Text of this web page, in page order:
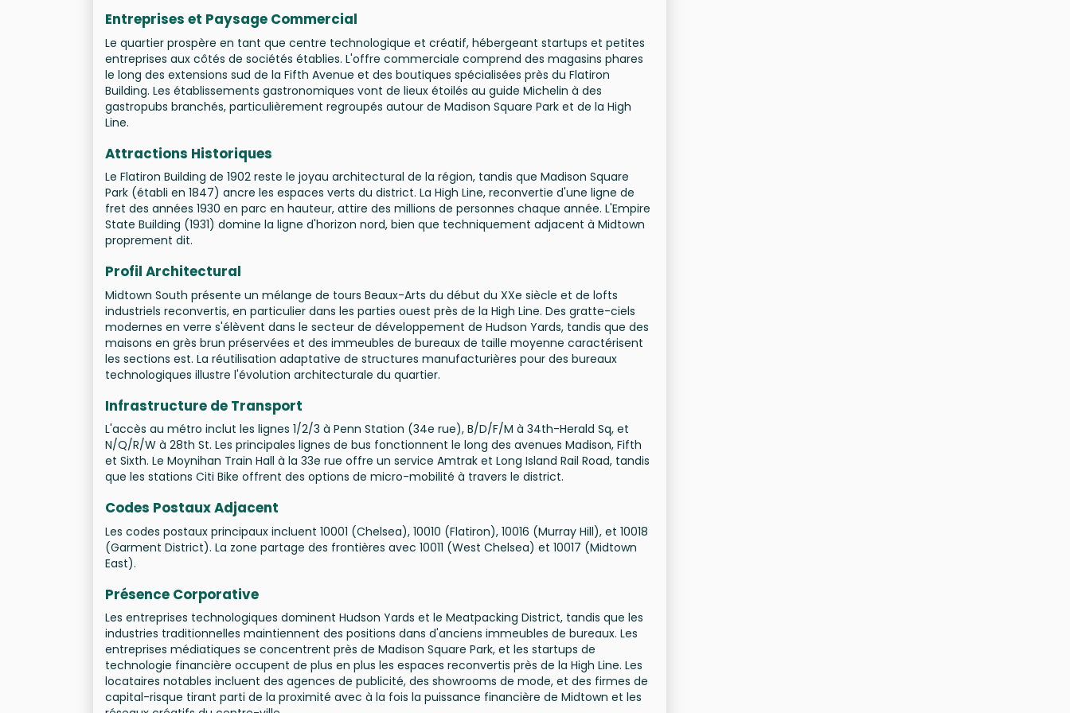
Entreprises et Paysage Commercial
Le quartier prospère en tant que centre technologique et créatif, hébergeant startups et petites
entreprises aux côtés de sociétés établies. L'offre commerciale comprend des magasins phares
le long des extensions sud de la Fifth Avenue et des boutiques spécialisées près du Flatiron
Building. Les établissements gastronomiques vont de lieux étoilés au guide Michelin à des
gastropubs branchés, particulièrement regroupés autour de Madison Square Park et de la High
Line.
Attractions Historiques
Le Flatiron Building de 1902 reste le joyau architectural de la région, tandis que Madison Square
Park (établi en 1847) ancre les espaces verts du district. La High Line, reconvertie d'une ligne de
fret des années 1930 en parc en hauteur, attire des millions de personnes chaque année. L'Empire
State Building (1931) domine la ligne d'horizon nord, bien que techniquement adjacent à Midtown
proprement dit.
Profil Architectural
Midtown South présente un mélange de tours Beaux-Arts du début du XXe siècle et de lofts
industriels reconvertis, en particulier dans les parties ouest près de la High Line. Des gratte-ciels
modernes en verre s'élèvent dans le secteur de développement de Hudson Yards, tandis que des
maisons en grès brun préservées et des immeubles de bureaux de taille moyenne caractérisent
les sections est. La réutilisation adaptative de structures manufacturières pour des bureaux
technologiques illustre l'évolution architecturale du quartier.
Infrastructure de Transport
L'accès au métro inclut les lignes 1/2/3 à Penn Station (34e rue), B/D/F/M à 34th-Herald Sq, et
N/Q/R/W à 28th St. Les principales lignes de bus fonctionnent le long des avenues Madison, Fifth
et Sixth. Le Moynihan Train Hall à la 33e rue offre un service Amtrak et Long Island Rail Road, tandis
que les stations Citi Bike offrent des options de micro-mobilité à travers le district.
Codes Postaux Adjacent
Les codes postaux principaux incluent 10001 (Chelsea), 10010 (Flatiron), 10016 (Murray Hill), et 10018
(Garment District). La zone partage des frontières avec 10011 (West Chelsea) et 10017 (Midtown
East).
Présence Corporative
Les entreprises technologiques dominent Hudson Yards et le Meatpacking District, tandis que les
industries traditionnelles maintiennent des positions dans d'anciens immeubles de bureaux. Les
entreprises médiatiques se concentrent près de Madison Square Park, et les startups de
technologie financière occupent de plus en plus les espaces reconvertis près de la High Line. Les
locataires notables incluent des agences de publicité, des showrooms de mode, et des firmes de
capital-risque tirant parti de la proximité avec à la fois la puissance financière de Midtown et les